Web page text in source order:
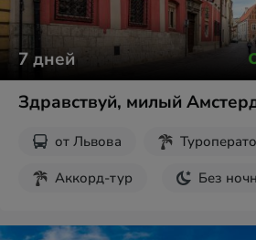
7дней
Здравствуй, милый
от Львова
Аккорд-тур
Без